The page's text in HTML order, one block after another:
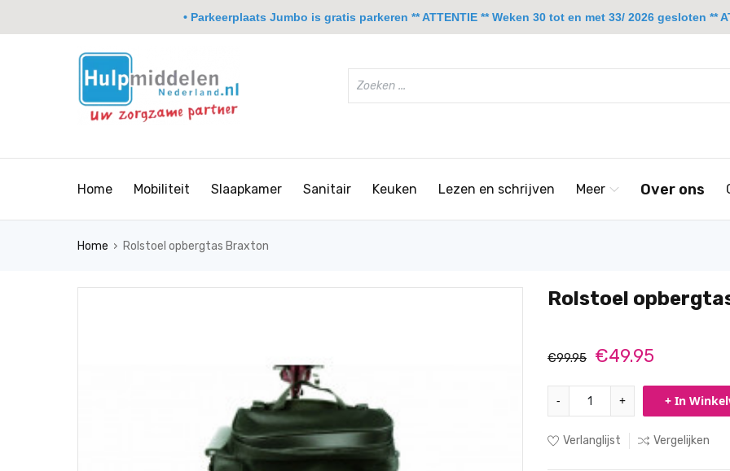
Home Mobiliteit Slaapkamer Sanitair Keuken Lezen en schrijven Meer Over ons
Home › Rolstoel opbergtas Braxton
Rolstoel
€99.95 €49.95
- + + In
Verlanglijst Vergelijken
• Parkeerplaats Jumbo is gratis parkeren ** ATTENTIE ** Weken 30 tot en met 33/ 2026 gesloten **